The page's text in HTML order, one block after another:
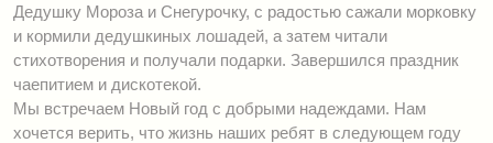
Дедушку Мороза и Снегурочку, с радостью сажали морковку
и кормили дедушкиных лошадей, а затем читали
стихотворения и получали подарки. Завершился праздник
чаепитием и дискотекой.
Мы встречаем Новый год с добрыми надеждами. Нам
хочется верить, что жизнь наших ребят в следующем году